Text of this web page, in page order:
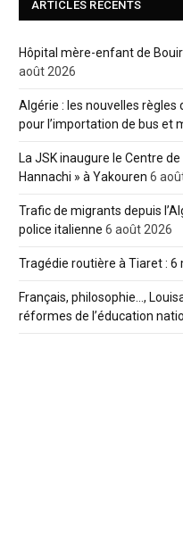
ARTICLES RÉCENTS
Hôpital mère-enfant de
août 2026
Algérie : les nouvelles
pour l’importation de bus et
La JSK inaugure le Centre
Hannachi » à Yakouren 6
Trafic de migrants depuis
police italienne 6 août 2026
Tragédie routière à Tiaret : 6
Français, philosophie…,
réformes de l’éducation